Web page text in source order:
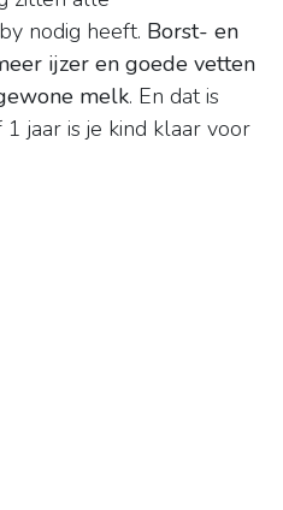
nodig heeft. Borst- en
ijzer en goede vetten
melk. En dat is
jaar is je kind klaar voor